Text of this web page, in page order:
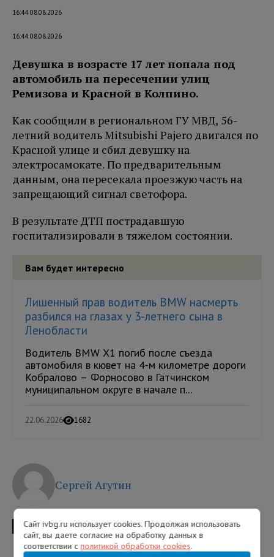
16:44 08.08.2026
16:44 08.08.2026
Девушка в возрасте 17 лет попала под
автомобиль на пересечении улиц
Ремизова и Красной в Колпино.
Как сообщили в региональном ГУ МВД, 56-
летний водитель Mitsubishi Pajero двигался по
Красной улице и сбил девушку на
электросамокате. По предварительным
данным, она пересекала проезжую часть на
запрещающий сигнал светофора.
В результате ДТП пострадавшую
госпитализировали в тяжелом состоянии.
Вам будет интересно
Лишенный прав водитель BMW насмерть
разбился на глазах у 3-летнего сына в
Ленобласти
Водитель BMW X1 погиб после съезда
автомобиля в кювет на 4-м километре дороги
Кобралово – Форносово в Гатчинском
муниципальном округе в начале п...
22.06.2026 1682
Сергей Агутин
ТЕГИ колпино ДТП
Сайт ivbg.ru использует cookies. Продолжая использовать
сайт, вы даете согласие на обработку данных в
соответствии с политикой обработки cookies.